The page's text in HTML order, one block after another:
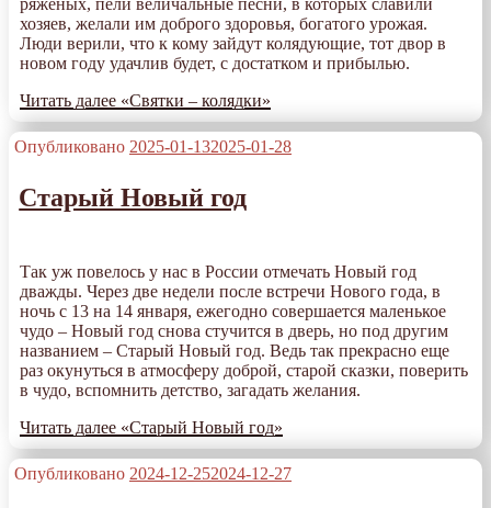
ряженых, пели величальные песни, в которых славили
хозяев, желали им доброго здоровья, богатого урожая.
Люди верили, что к кому зайдут колядующие, тот двор в
новом году удачлив будет, с достатком и прибылью.
Читать далее «Святки – колядки»
Опубликовано 2025-01-132025-01-28
Старый Новый год
Так уж повелось у нас в России отмечать Новый год
дважды. Через две недели после встречи Нового года, в
ночь с 13 на 14 января, ежегодно совершается маленькое
чудо – Новый год снова стучится в дверь, но под другим
названием – Старый Новый год. Ведь так прекрасно еще
раз окунуться в атмосферу доброй, старой сказки, поверить
в чудо, вспомнить детство, загадать желания.
Читать далее «Старый Новый год»
Опубликовано 2024-12-252024-12-27